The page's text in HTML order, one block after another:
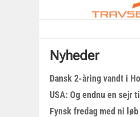
Nyheder
Dansk 2-åring vandt i
USA: Og endnu en sejr
Fynsk fredag med ni løb